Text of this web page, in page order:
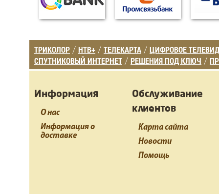
ТРИКОЛОР / НТВ+ / ТЕЛЕКАРТА / ЦИФРОВОЕ
СПУТНИКОВЫЙ ИНТЕРНЕТ / РЕШЕНИЯ ПОД КЛЮЧ /
Информация
О нас
Информация о
доставке
Обслуживание
клиентов
Карта сайта
Новости
Помощь